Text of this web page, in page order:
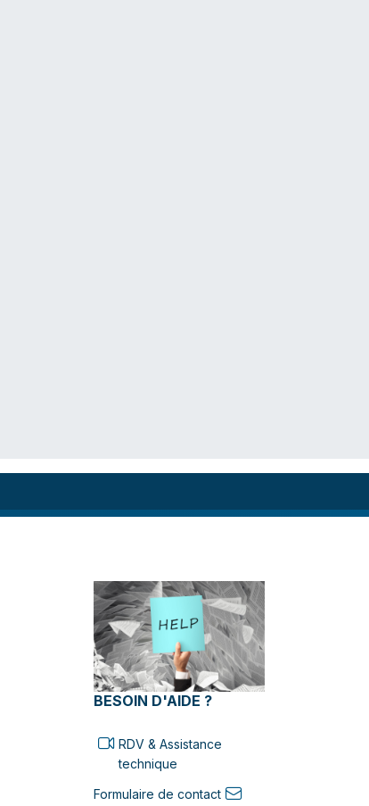
BESOIN D'AIDE ?
RDV & Assistance
technique
Formulaire de contact